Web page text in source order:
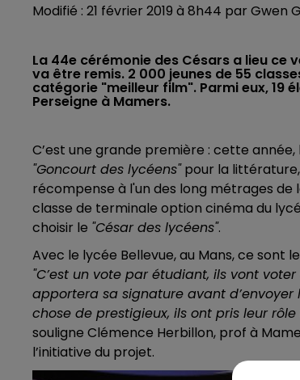
Modifié : 21 février 2019 à 8h44 par Gwen
La 44e cérémonie des Césars a lieu ce
va être remis. 2 000 jeunes de 55
catégorie "meilleur film". Parmi eux, 19
Perseigne à Mamers.
C’est une grande première : cette
"Goncourt des lycéens"pour la
récompense à l'un des long métrages de
classe de terminale option cinéma du
choisir le "César des lycéens".
Avec le lycée Bellevue, au Mans, ce sont
"C’est un vote par étudiant, ils vont
apportera sa signature avant d’envoyer
chose de prestigieux, ils ont pris leur
souligne Clémence Herbillon, prof à
l’initiative du projet.